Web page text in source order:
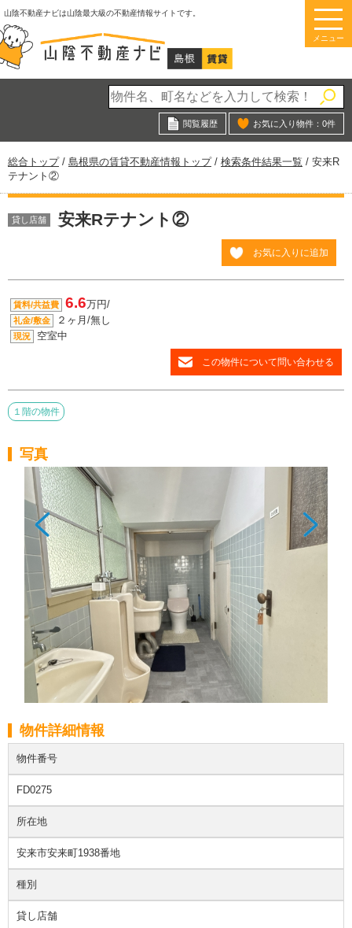
このページの本文へ
山陰不動産ナビは山陰最大級の不動産情報サイトです。
メニュー
閲覧履歴 お気に入り物件： 0件
現
在
の
置：
総合トップ/ 島根県の賃貸不動産情報トップ/ 検索条件結果一覧 / 安来R
テナント②
貸し店舗 安来Rテナント②
お気に入りに追加
賃料/共益費 6.6万円/
礼金/敷金 ２ヶ月/無し
現況 空室中
この物件について問い合わせる
１階の物件
写真
物件詳細情報
物件番号
FD0275
所在地
安来市安来町1938番地
種別
貸し店舗